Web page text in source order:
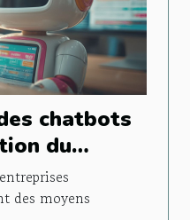
chatbots
du
des moyens